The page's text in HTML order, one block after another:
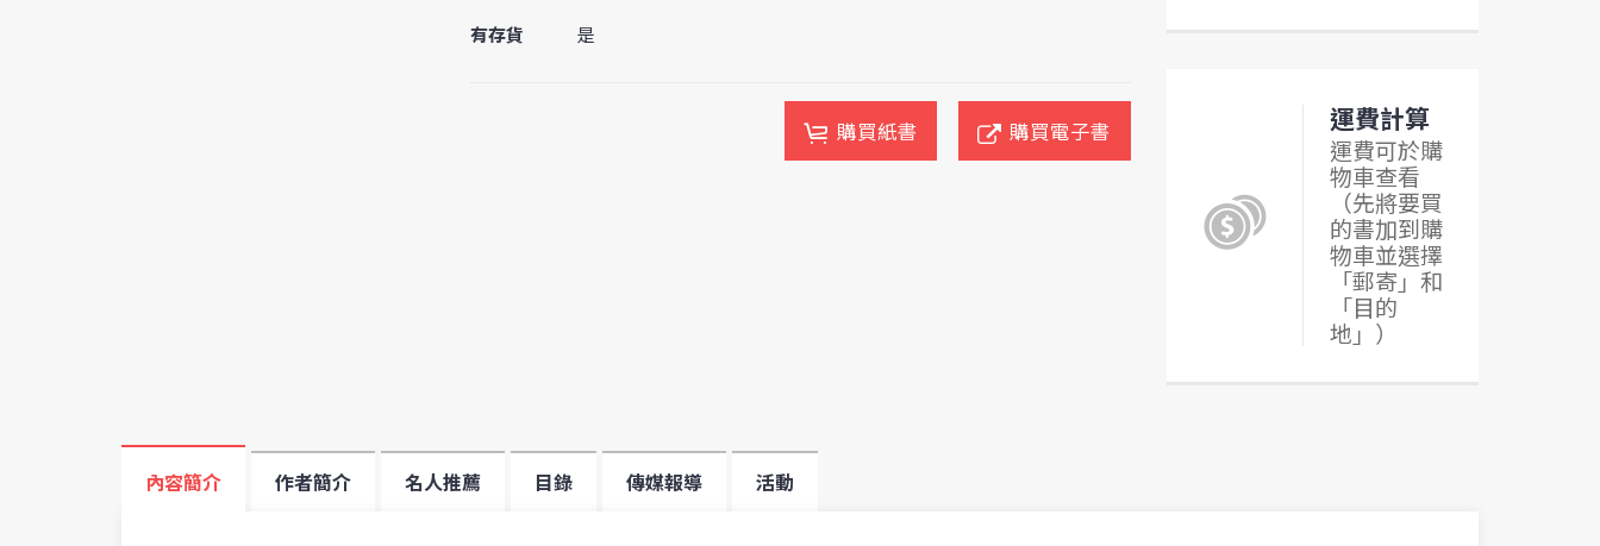
有存貨
是
購買紙書 購買電子書 運費計算
運費可於購
物車查看
（先將要買
的書加到購
物車並選擇
「郵寄」和
「目的
地」）
內容簡介 作者簡介 名人推薦 目錄 傳媒報導 活動